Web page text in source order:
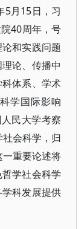
5月15日，习
40周年，号
和实践问题
论、传播中
体系、学术
学国际影响
民大学考察
会科学，归
重要论述将
学社会科学
科发展提供